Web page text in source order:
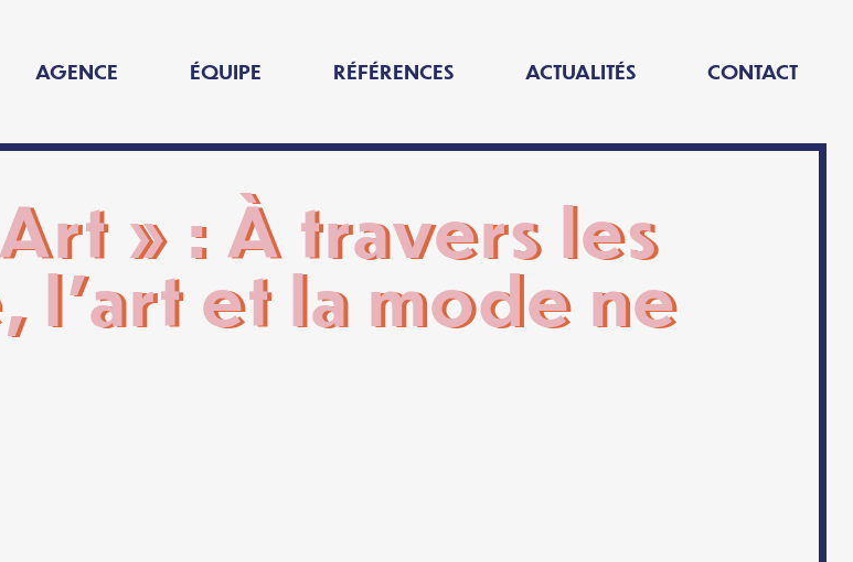
AGENCE ÉQUIPE RÉFÉRENCES ACTUALITÉS CONTACT
» : À travers les
l’art et la mode ne